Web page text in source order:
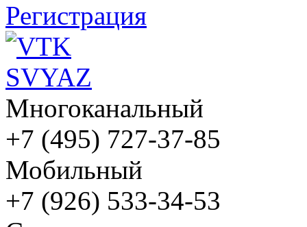
Регистрация
Многоканальный
+7 (495) 727-37-85
Мобильный
+7 (926) 533-34-53